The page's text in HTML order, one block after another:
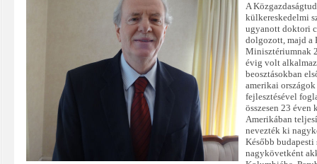
A
külkereskedelmi
ugyanott doktori
dolgozott, majd a
Minisztériumnak
évig volt
beosztásokban
amerikai
fejlesztésével
összesen 23 éven
Amerikában
nevezték ki
Később
nagykövetként